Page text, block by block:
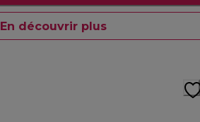
En découvrir plus